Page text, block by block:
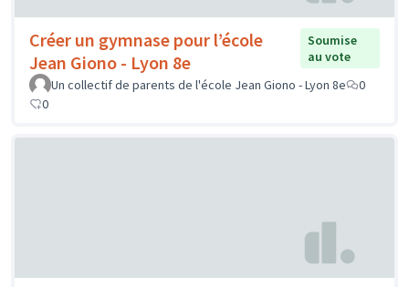
Créer un gymnase pour l’école
Jean Giono - Lyon 8e
Soumise
au vote
Un collectif de parents de l'école Jean Giono - Lyon 8e
0
0